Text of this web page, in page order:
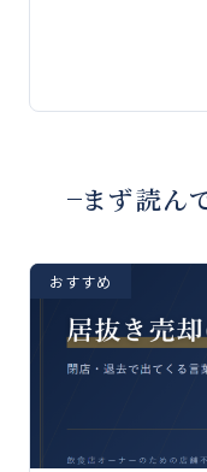
まず読ん
おすすめ